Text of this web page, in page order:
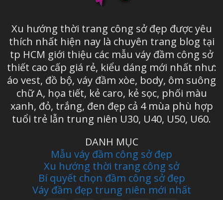
Xu hướng thời trang công sở đẹp được yêu
thích nhất hiện nay là chuyên trang blog tại
tp HCM giới thiệu các mẫu váy đầm công sở
thiết cao cấp giá rẻ, kiểu dáng mới nhất như:
áo vest, đồ bộ, váy đầm xòe, body, ôm suông
chữ A, họa tiết, kẻ caro, kẻ sọc, phối màu
xanh, đỏ, trắng, đen đẹp cả 4 mùa phù hợp
tuổi trẻ lẫn trung niên U30, U40, U50, U60.
DANH MỤC
Mẫu váy đầm công sở đẹp
Xu hướng thời trang công sở
Bí quyết chọn đầm công sở đẹp
Váy đầm đẹp trung niên mới nhất